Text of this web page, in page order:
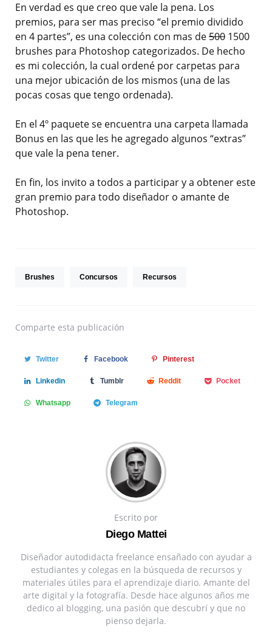
En verdad es que creo que vale la pena. Los
premios, para ser mas preciso “el premio dividido
en 4 partes”, es una colección con mas de500 1500
brushes para Photoshop categorizados. De hecho
es mi colección, la cual ordené por carpetas para
una mejor ubicación de los mismos (una de las
pocas cosas que tengo ordenada).
En el 4º paquete se encuentra una carpeta llamada
Bonus en las que les he agregado algunos “extras”
que vale la pena tener.
En fin, los invito a todos a participar y a obtener este
gran premio para todo diseñador o amante de
Photoshop.
Brushes Concursos Recursos
Comparte esta publicación
Twitter Facebook Pinterest
Linkedin Tumblr Reddit Pocket
Whatsapp Telegram
Escrito por
Diego Mattei
Diseñador autodidacta freelance ensañado con ayudar a
estudiantes y colegas en la búsqueda de recursos y
materiales útiles para el aprendizaje diario. Amante del
arte digital y la fotografía. Desde hace algunos años me
dedico al blogging, una pasión que descubrí y que no
pienso dejarla.